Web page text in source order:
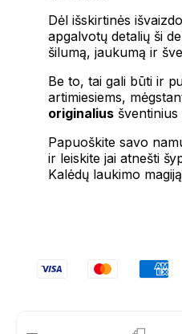
Dėl išskirtinės
apgalvotų detalių ši
šilumą, jaukumą ir
Be to, tai gali būti ir
artimiesiems,
originaliusšventinius
Papuoškite savo
ir leiskite jai atnešti
Kalėdų laukimo